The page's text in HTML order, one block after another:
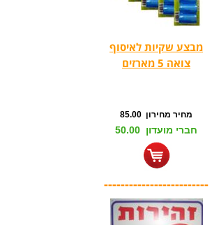
מבצע שקיות לאיסוף
צואה 5 מארזים
מחיר מחירון 85.00
חברי מועדון 50.00
-------------------------